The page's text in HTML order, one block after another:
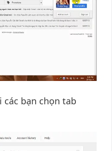
các bạn chọn tab